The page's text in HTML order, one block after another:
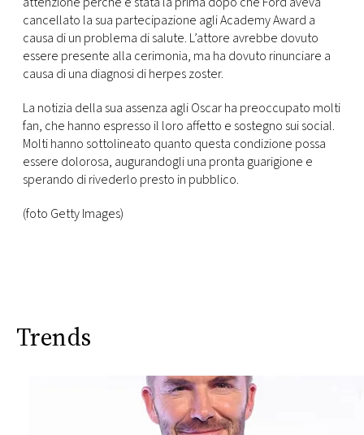
cancellato la sua partecipazione agli Academy Award a
causa di un problema di salute. L’attore avrebbe dovuto
essere presente alla cerimonia, ma ha dovuto rinunciare a
causa di una diagnosi di herpes zoster.
La notizia della sua assenza agli Oscar ha preoccupato molti
fan, che hanno espresso il loro affetto e sostegno sui social.
Molti hanno sottolineato quanto questa condizione possa
essere dolorosa, augurandogli una pronta guarigione e
sperando di rivederlo presto in pubblico.
(foto Getty Images)
Trends